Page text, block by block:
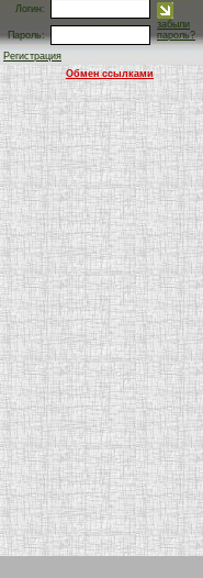
Логин:
Пароль:
забыли
пароль?
Регистрация
Обмен ссылками